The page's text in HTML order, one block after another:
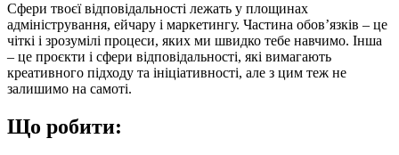
Сфери твоєї відповідальності лежать у площинах
адміністрування, ейчару і маркетингу. Частина обовʼязків – це
чіткі і зрозумілі процеси, яких ми швидко тебе навчимо. Інша
– це проєкти і сфери відповідальності, які вимагають
креативного підходу та ініціативності, але з цим теж не
залишимо на самоті.
Що робити: